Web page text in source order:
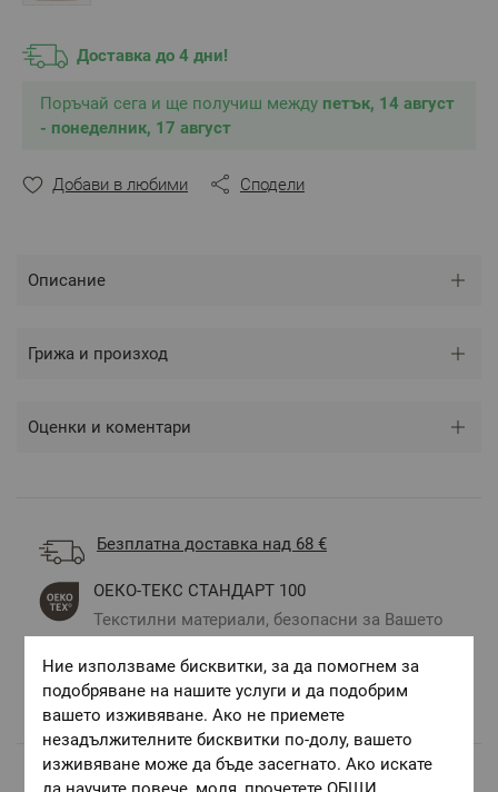
Доставка до 4 дни!
Поръчай сега и ще получиш между петък, 14 август
- понеделник, 17 август
Добави в любими Сподели
Описание
Грижа и произход
Оценки и коментари
Безплатна доставка над 68 €
ОЕКО-ТЕКС СТАНДАРТ 100
Текстилни материали, безопасни за Вашето
Авторски десени.
Цветове и десени за всеки вкус и стил
Ние използваме бисквитки, за да помогнем за
подобряване на нашите услуги и да подобрим
вашето изживяване. Ако не приемете
незадължителните бисквитки по-долу, вашето
изживяване може да бъде засегнато. Ако искате